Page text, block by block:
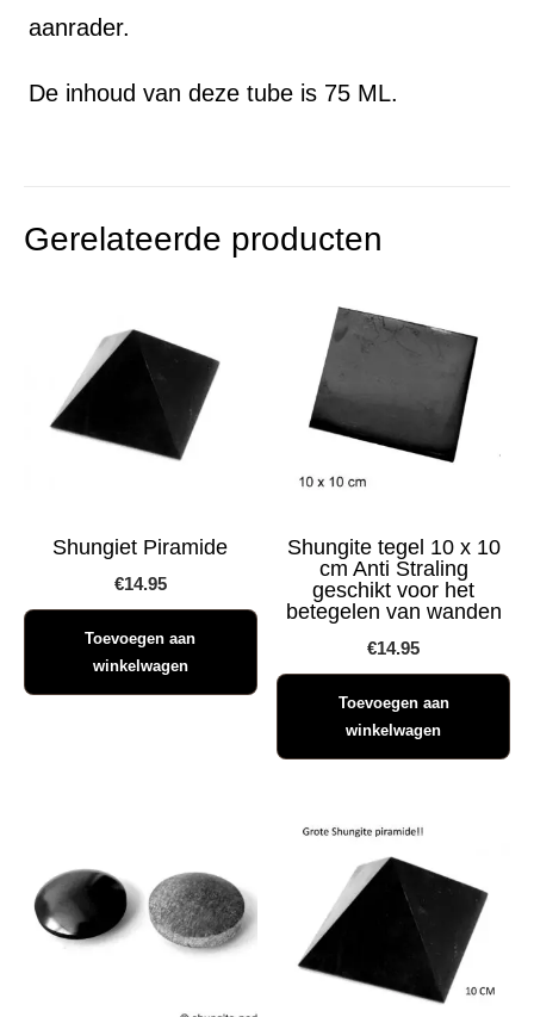
aanrader.
De inhoud van deze tube is 75 ML.
Gerelateerde producten
Shungiet Piramide
€14.95
Toevoegen aan
winkelwagen
Shungite tegel 10 x 10
cm Anti Straling
geschikt voor het
betegelen van wanden
€14.95
Toevoegen aan
winkelwagen